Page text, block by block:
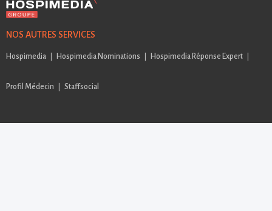
NOS AUTRES SERVICES
Hospimedia Hospimedia Nominations Hospimedia Réponse Expert
Profil Médecin Staffsocial